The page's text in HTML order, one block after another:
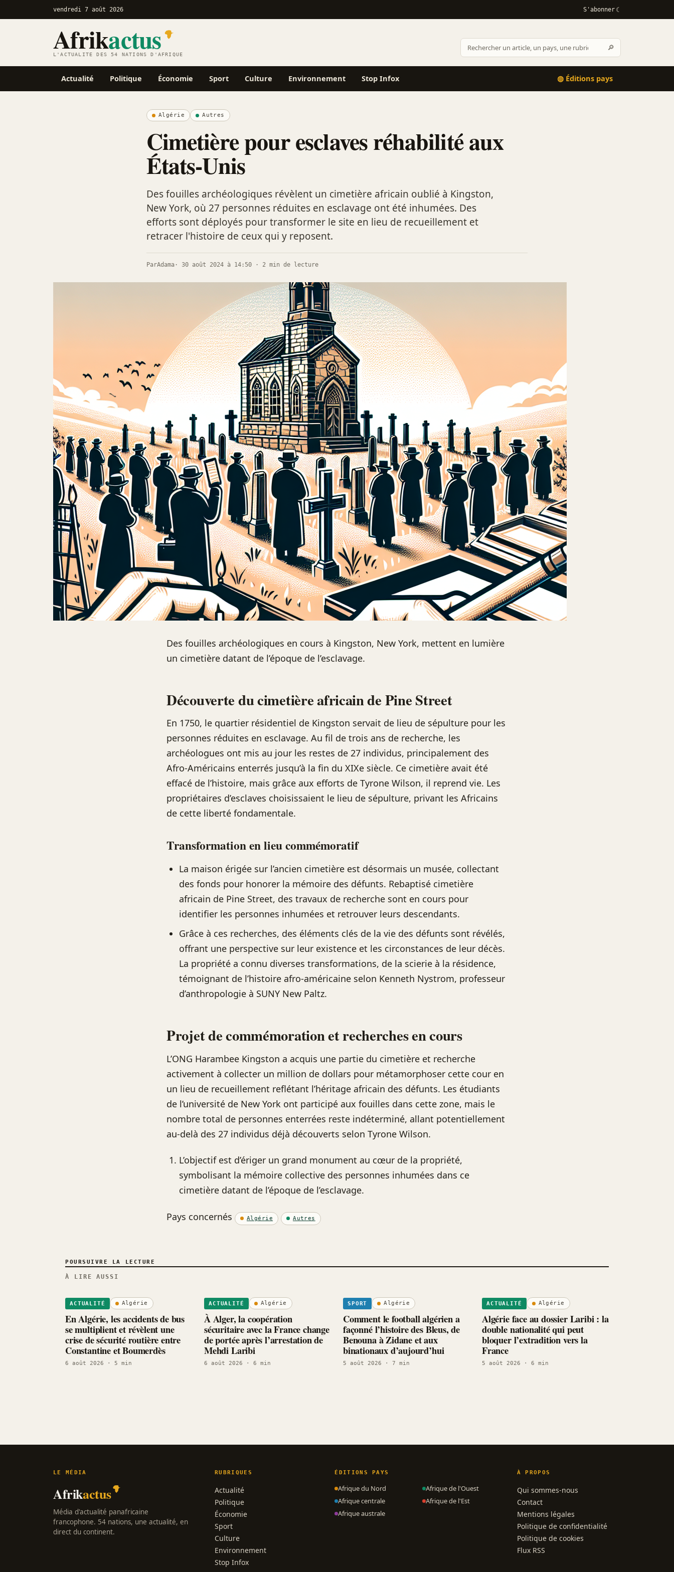
vendredi 7 août 2026 S'abonner
Afrikactus
L'ACTUALITÉ DES 54 NATIONS D'AFRIQUE
Rechercher
sur
Rechercher
🔎
Actualité Politique Économie Sport Culture Environnement Stop Infox ◍ Éditions pays
Algérie Autres
Cimetière pour esclaves réhabilité aux
États-Unis
Des fouilles archéologiques révèlent un cimetière africain oublié à Kingston,
New York, où 27 personnes réduites en esclavage ont été inhumées. Des
efforts sont déployés pour transformer le site en lieu de recueillement et
retracer l'histoire de ceux qui y reposent.
ParAdama · 30 août 2024 à 14:50 · 2 min de lecture
Des fouilles archéologiques en cours à Kingston, New York, mettent en lumière
un cimetière datant de l’époque de l’esclavage.
Découverte du cimetière africain de Pine Street
En 1750, le quartier résidentiel de Kingston servait de lieu de sépulture pour les
personnes réduites en esclavage. Au fil de trois ans de recherche, les
archéologues ont mis au jour les restes de 27 individus, principalement des
Afro-Américains enterrés jusqu’à la fin du XIXe siècle. Ce cimetière avait été
effacé de l’histoire, mais grâce aux efforts de Tyrone Wilson, il reprend vie. Les
propriétaires d’esclaves choisissaient le lieu de sépulture, privant les Africains
de cette liberté fondamentale.
Transformation en lieu commémoratif
La maison érigée sur l’ancien cimetière est désormais un musée, collectant
des fonds pour honorer la mémoire des défunts. Rebaptisé cimetière
africain de Pine Street, des travaux de recherche sont en cours pour
identifier les personnes inhumées et retrouver leurs descendants.
Grâce à ces recherches, des éléments clés de la vie des défunts sont révélés,
offrant une perspective sur leur existence et les circonstances de leur décès.
La propriété a connu diverses transformations, de la scierie à la résidence,
témoignant de l’histoire afro-américaine selon Kenneth Nystrom, professeur
d’anthropologie à SUNY New Paltz.
Projet de commémoration et recherches en cours
L’ONG Harambee Kingston a acquis une partie du cimetière et recherche
activement à collecter un million de dollars pour métamorphoser cette cour en
un lieu de recueillement reflétant l’héritage africain des défunts. Les étudiants
de l’université de New York ont participé aux fouilles dans cette zone, mais le
nombre total de personnes enterrées reste indéterminé, allant potentiellement
au-delà des 27 individus déjà découverts selon Tyrone Wilson.
L’objectif est d’ériger un grand monument au cœur de la propriété,
symbolisant la mémoire collective des personnes inhumées dans ce
cimetière datant de l’époque de l’esclavage.
Pays concernés Algérie Autres
POURSUIVRE LA LECTURE
À LIRE AUSSI
ACTUALITÉ Algérie
En Algérie, les accidents de bus
se multiplient et révèlent une
crise de sécurité routière entre
Constantine et Boumerdès
6 août 2026 · 5 min
ACTUALITÉ Algérie
À Alger, la coopération
sécuritaire avec la France change
de portée après l’arrestation de
Mehdi Laribi
6 août 2026 · 6 min
SPORT Algérie
Comment le football algérien a
façonné l’histoire des Bleus, de
Benouna à Zidane et aux
binationaux d’aujourd’hui
5 août 2026 · 7 min
ACTUALITÉ Algérie
Algérie face au dossier Laribi : la
double nationalité qui peut
bloquer l’extradition vers la
France
5 août 2026 · 6 min
LE MÉDIA
Afrikactus
Média d'actualité panafricaine
francophone. 54 nations, une actualité, en
direct du continent.
RUBRIQUES
Actualité
Politique
Économie
Sport
Culture
Environnement
Stop Infox
ÉDITIONS PAYS
Afrique du Nord
Afrique de l'Ouest
Afrique centrale
Afrique de l'Est
Afrique australe
À PROPOS
Qui sommes-nous
Contact
Mentions légales
Politique de confidentialité
Politique de cookies
Flux RSS